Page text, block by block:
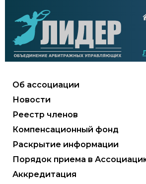
Об ассоциации
Новости
Реестр членов
Компенсационный фонд
Раскрытие информации
Порядок приема в
Аккредитация